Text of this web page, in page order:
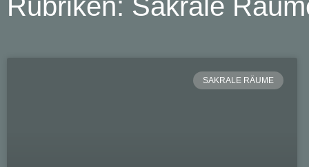
Rubriken: Sakrale
SAKRALE RÄUME